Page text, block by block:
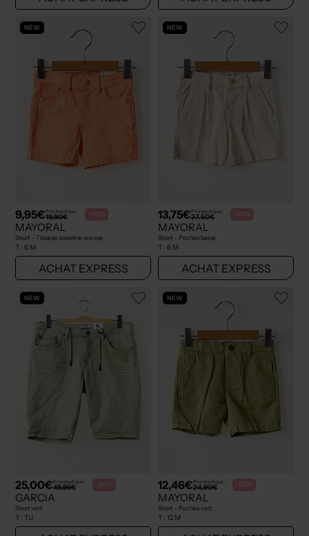
NEW
9,95€Prix boutique :
19,90€ -50%
MAYORAL
Short - Tissage popeline orange
T : 6 M
ACHAT EXPRESS
NEW
13,75€Prix boutique :
27,50€ -50%
MAYORAL
Short - Poches beige
T : 6 M
ACHAT EXPRESS
NEW
25,00€Prix boutique :
49,99€ -50%
GARCIA
Short vert
T : TU
NEW
12,46€Prix boutique :
24,90€ -50%
MAYORAL
Short - Poches vert
T : 12 M